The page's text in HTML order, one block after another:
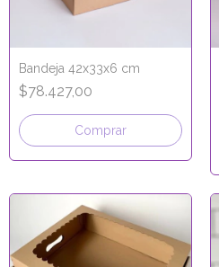
Bandeja 42x33x6 cm
$78.427,00
Comprar